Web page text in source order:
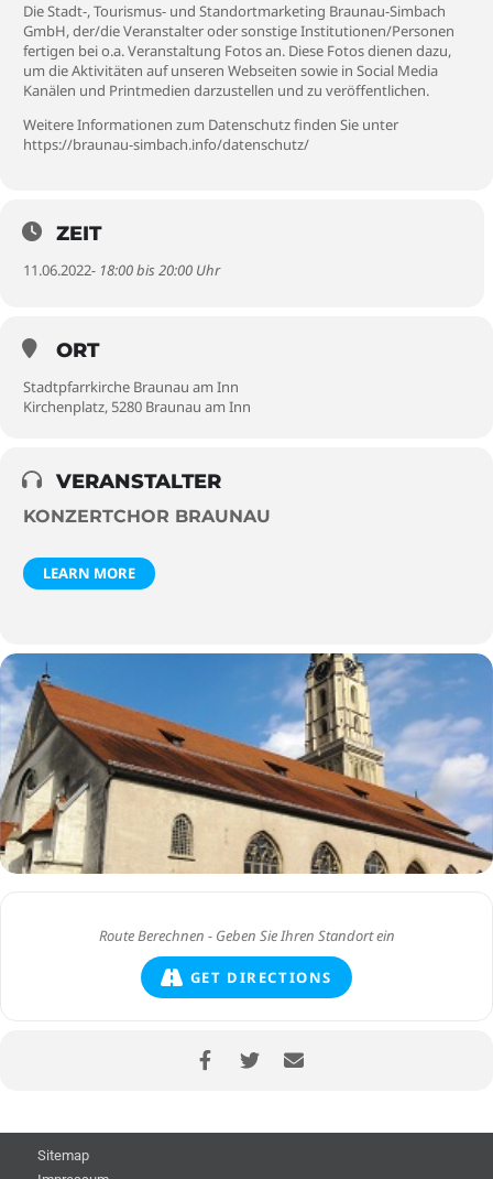
Die Stadt-, Tourismus- und Standortmarketing Braunau-Simbach
GmbH, der/die Veranstalter oder sonstige Institutionen/Personen
fertigen bei o.a. Veranstaltung Fotos an. Diese Fotos dienen dazu,
um die Aktivitäten auf unseren Webseiten sowie in Social Media
Kanälen und Printmedien darzustellen und zu veröffentlichen.
Weitere Informationen zum Datenschutz finden Sie unter
https://braunau-simbach.info/datenschutz/
ZEIT
11.06.2022- 18:00 bis 20:00 Uhr
ORT
Stadtpfarrkirche Braunau am Inn
Kirchenplatz, 5280 Braunau am Inn
VERANSTALTER
KONZERTCHOR BRAUNAU
LEARN MORE
GET DIRECTIONS
Sitemap